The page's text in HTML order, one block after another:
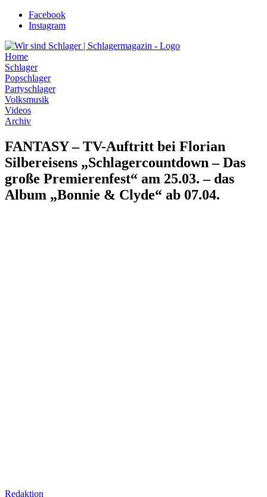
Zum
Inhalt
Facebook
Instagram
Home
Schlager
Popschlager
Partyschlager
Volksmusik
Videos
Archiv
FANTASY – TV-Auftritt bei Florian
Silbereisens „Schlagercountdown – Das
große Premierenfest“ am 25.03. – das
Album „Bonnie & Clyde“ ab 07.04.
Redaktion